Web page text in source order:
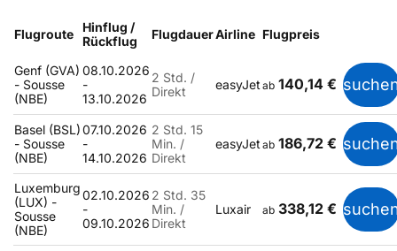
Flugroute
Hinflug /
Rückflug
FlugdauerAirline Flugpreis
Genf (GVA)
- Sousse
(NBE)
08.10.2026
-
13.10.2026
2 Std. /
Direkt
easyJet ab 140,14 €
Basel (BSL)
- Sousse
(NBE)
07.10.2026
-
14.10.2026
2 Std. 15
Min. /
Direkt
easyJet ab 186,72 €
Luxemburg
(LUX) -
Sousse
(NBE)
02.10.2026
-
09.10.2026
2 Std. 35
Min. /
Direkt
Luxair ab 338,12 €